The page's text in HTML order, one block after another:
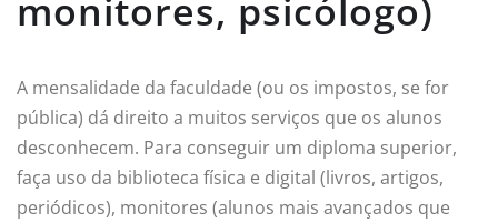
monitores, psicólogo)
A mensalidade da faculdade (ou os impostos, se for
pública) dá direito a muitos serviços que os alunos
desconhecem. Para conseguir um diploma superior,
faça uso da biblioteca física e digital (livros, artigos,
periódicos), monitores (alunos mais avançados que